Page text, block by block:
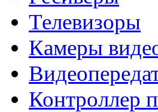
Телевизоры
Камеры
Контроллер